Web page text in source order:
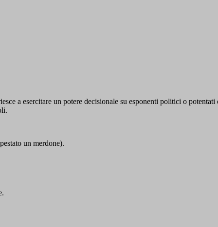
a esercitare un potere decisionale su esponenti politici o
un merdone).